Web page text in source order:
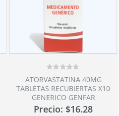
0
out
of
5
ATORVASTATINA 40MG
TABLETAS RECUBIERTAS X10
GENERICO GENFAR
Precio: $16.28